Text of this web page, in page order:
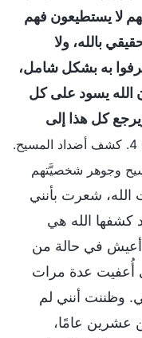
لا يستطيعون فهم
بالله، ولا
به بشكل شامل،
الله يسود على كل
كل هذا إلى
[الكلمة، ج. 4. كشف أضداد المسيح.
وجوهر شخصيَّتهم
الله، شعرت بأنني
كشفها الله هي
أعيش في حالة من
أُعفيت عدة مرات
وظننت أنني لم
عشرين عامًا،